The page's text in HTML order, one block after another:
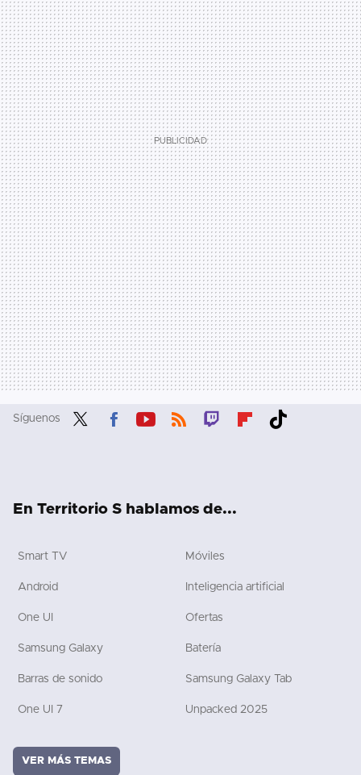
Síguenos
En Territorio S hablamos de...
Smart TV Móviles
Android Inteligencia artificial
One UI Ofertas
Samsung Galaxy Batería
Barras de sonido Samsung Galaxy Tab
One UI 7 Unpacked 2025
VER MÁS TEMAS